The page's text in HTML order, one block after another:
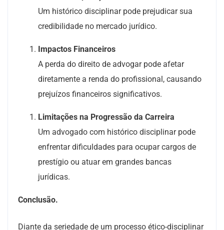
Um histórico disciplinar pode prejudicar sua
credibilidade no mercado jurídico.
Impactos Financeiros
A perda do direito de advogar pode afetar
diretamente a renda do profissional, causando
prejuízos financeiros significativos.
Limitações na Progressão da Carreira
Um advogado com histórico disciplinar pode
enfrentar dificuldades para ocupar cargos de
prestígio ou atuar em grandes bancas
jurídicas.
Conclusão.
Diante da seriedade de um processo ético-disciplinar